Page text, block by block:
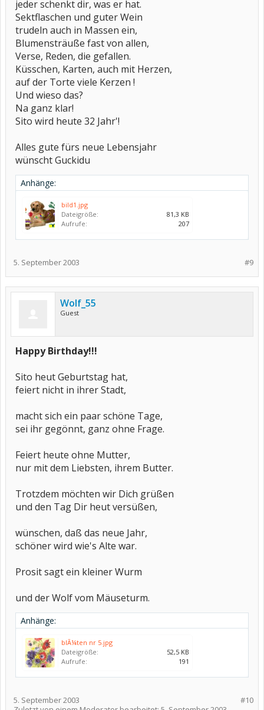
jeder schenkt dir, was er hat.
Sektflaschen und guter Wein
trudeln auch in Massen ein,
Blumensträuße fast von allen,
Verse, Reden, die gefallen.
Küsschen, Karten, auch mit Herzen,
auf der Torte viele Kerzen !
Und wieso das?
Na ganz klar!
Sito wird heute 32 Jahr'!
Alles gute fürs neue Lebensjahr
wünscht Guckidu
Anhänge:
bild1.jpg
Dateigröße:
81,3 KB
Aufrufe:
207
#9
5. September 2003
Wolf_55
Guest
Happy Birthday!!!
Sito heut Geburtstag hat,
feiert nicht in ihrer Stadt,
macht sich ein paar schöne Tage,
sei ihr gegönnt, ganz ohne Frage.
Feiert heute ohne Mutter,
nur mit dem Liebsten, ihrem Butter.
Trotzdem möchten wir Dich grüßen
und den Tag Dir heut versüßen,
wünschen, daß das neue Jahr,
schöner wird wie's Alte war.
Prosit sagt ein kleiner Wurm
und der Wolf vom Mäuseturm.
Anhänge:
blÃ¼ten nr 5.jpg
Dateigröße:
52,5 KB
Aufrufe:
191
#10
5. September 2003